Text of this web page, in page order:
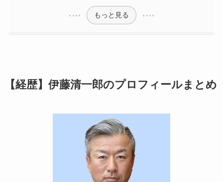
もっと見る
【経歴】伊藤清一郎のプロフィールまとめ